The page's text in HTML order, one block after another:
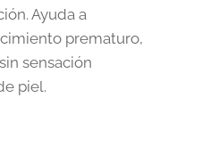
Ayuda a
prematuro,
sensación
piel.